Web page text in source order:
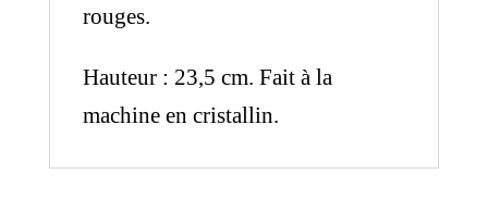
rouges.
Hauteur : 23,5 cm. Fait à la
machine en cristallin.